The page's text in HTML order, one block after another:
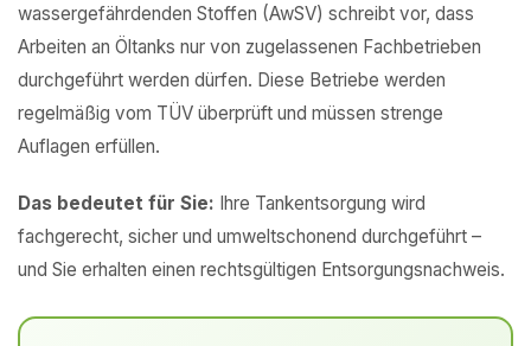
wassergefährdenden Stoffen (AwSV) schreibt vor, dass
Arbeiten an Öltanks nur von zugelassenen Fachbetrieben
durchgeführt werden dürfen. Diese Betriebe werden
regelmäßig vom TÜV überprüft und müssen strenge
Auflagen erfüllen.
Das bedeutet für Sie: Ihre Tankentsorgung wird
fachgerecht, sicher und umweltschonend durchgeführt –
und Sie erhalten einen rechtsgültigen Entsorgungsnachweis.